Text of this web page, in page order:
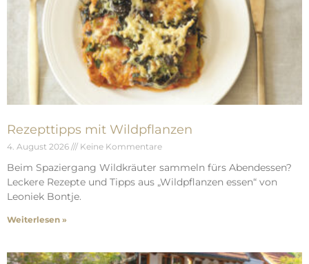
Rezepttipps mit Wildpflanzen
4. August 2026 Keine Kommentare
Beim Spaziergang Wildkräuter sammeln fürs Abendessen?
Leckere Rezepte und Tipps aus „Wildpflanzen essen“ von
Leoniek Bontje.
Weiterlesen »